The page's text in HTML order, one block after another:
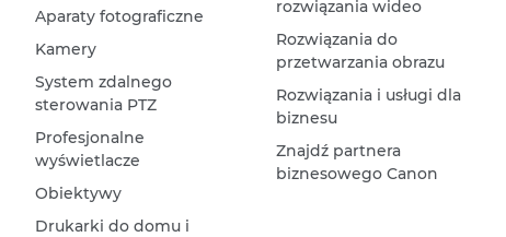
Aparaty fotograficzne
Kamery
System zdalnego
sterowania PTZ
Profesjonalne
wyświetlacze
Obiektywy
Drukarki do domu i
rozwiązania wideo
Rozwiązania do
przetwarzania obrazu
Rozwiązania i usługi dla
biznesu
Znajdź partnera
biznesowego Canon